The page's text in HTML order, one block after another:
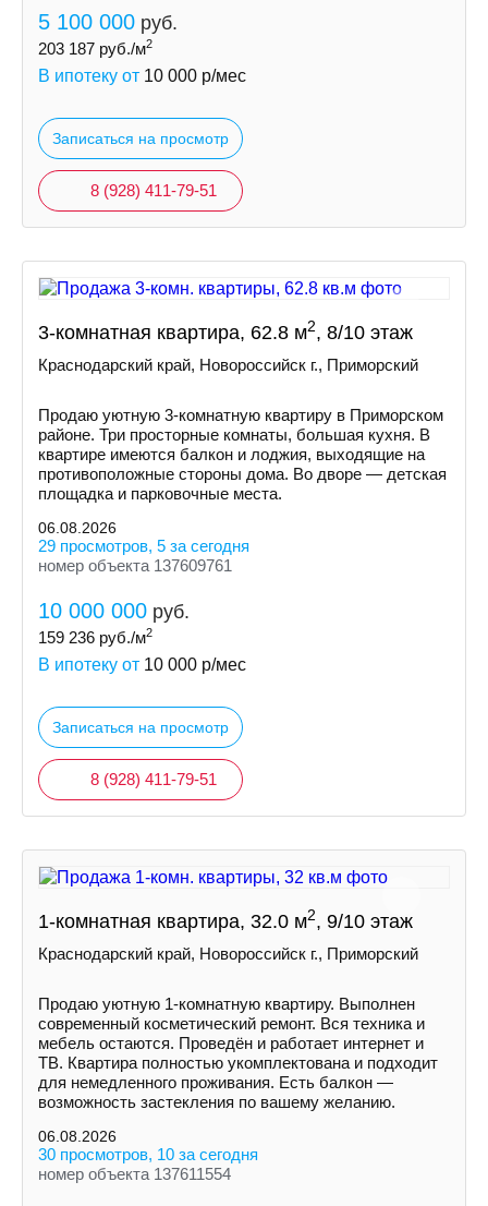
5 100 000 руб.
203 187 руб./м2
В ипотеку от 10 000 р/мес
Записаться на просмотр
8 (928) 411-79-51
3-комнатная квартира, 62.8 м2, 8/10 этаж
Краснодарский край, Новороссийск г., Приморский
Продаю уютную 3-комнатную квартиру в Приморском
районе. Три просторные комнаты, большая кухня. В
квартире имеются балкон и лоджия, выходящие на
противоположные стороны дома. Во дворе — детская
площадка и парковочные места.
06.08.2026
29 просмотров, 5 за сегодня
номер объекта 137609761
10 000 000 руб.
159 236 руб./м2
В ипотеку от 10 000 р/мес
Записаться на просмотр
8 (928) 411-79-51
1-комнатная квартира, 32.0 м2, 9/10 этаж
Краснодарский край, Новороссийск г., Приморский
Продаю уютную 1-комнатную квартиру. Выполнен
современный косметический ремонт. Вся техника и
мебель остаются. Проведён и работает интернет и
ТВ. Квартира полностью укомплектована и подходит
для немедленного проживания. Есть балкон —
возможность застекления по вашему желанию.
06.08.2026
30 просмотров, 10 за сегодня
номер объекта 137611554